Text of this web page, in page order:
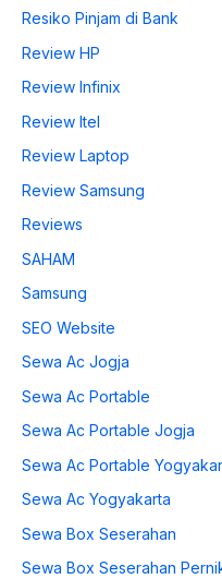
Resiko Pinjam di Bank
Review HP
Review Infinix
Review Itel
Review Laptop
Review Samsung
Reviews
SAHAM
Samsung
SEO Website
Sewa Ac Jogja
Sewa Ac Portable
Sewa Ac Portable Jogja
Sewa Ac Portable
Sewa Ac Yogyakarta
Sewa Box Seserahan
Sewa Box Seserahan